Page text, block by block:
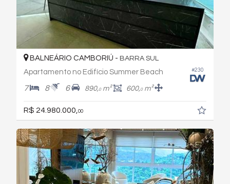
#230
BALNEÁRIO CAMBORIÚ - BARRA SUL
Apartamento no Edifício Summer Beach
7 8 6 890,0m² 600,0m²
R$ 24.980.000, 00